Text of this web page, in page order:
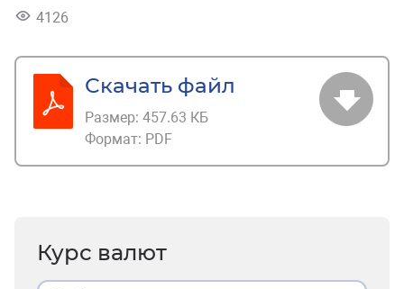
4126
Скачать файл
Размер: 457.63 КБ
Формат: PDF
Курс валют